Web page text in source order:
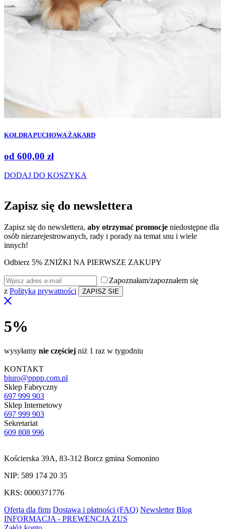
KOŁDRA PUCHOWA ŻAKARD
od 600,00 zł
DODAJ DO KOSZYKA
Zapisz się do newslettera
Zapisz się do newslettera, aby otrzymać promocje niedostępne dla
osób niezarejestrowanych, rady i porady na temat snu i wiele
innych!
Odbierz 5% ZNIŻKI NA PIERWSZE ZAKUPY
Zapoznałam/zapoznałem się
z Polityką prywatności
5%
wysyłamy nie częściej niż 1 raz w tygodniu
KONTAKT
biuro@pppp.com.pl
Sklep Fabryczny
697 999 903
Sklep Internetowy
697 999 903
Sekretariat
609 808 996
Kościerska 39A, 83-312 Borcz gmina Somonino
NIP: 589 174 20 35
KRS: 0000371776
Oferta dla firm Dostawa i płatności (FAQ) Newsletter Blog
INFORMACJA - PREWENCJA ZUS